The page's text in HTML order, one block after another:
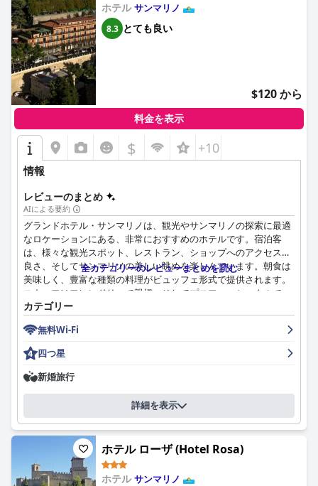
ホテルサンマリノ
8.3 とても良い
$120 から
料金を表示
$ +10
情報
レビューのまとめ
AIによる要約
グランドホテル・サンマリノは、観光やサンマリノの探索に最適
なロケーションにある、非常におすすめのホテルです。宿泊客
は、様々な観光スポット、レストラン、ショップへのアクセスの
良さ、そしてサンマリノの美しい眺めを楽しんでいます。朝食は
美味しく、豊富な種類の料理がビュッフェ形式で提供されます。
スタッフはフレンドリーで親切、そしてプロフェッショナルで、
多くの宿泊客が彼らの気配りや、期待以上のサービスを提供する
姿勢を評価しています。客室は広々としていて清潔で快適です
が、メンテナンスが必要な場合や、古く見える場合もあります。
ホテルは手入れが行き届いており、あらゆる快適さが備わってお
り、入り口は美しいと評されています。Wi-Fiは遅くて不安定な場
合もありますが、ベッドの品質は素晴らしく、非常に硬めで快適
善の余地はいくつかあるものの、ミッドレンジの3つ星ホテルと
しての体験を提供しており、この地域でトップクラスのホテルの
1つであり続けています。
全カテゴリーのレビューまとめを読む
カテゴリー
無料Wi-Fi
四つ星
新婚旅行
詳細を表示
ホテル ローザ (Hotel Rosa)
ホテルサンマリノ